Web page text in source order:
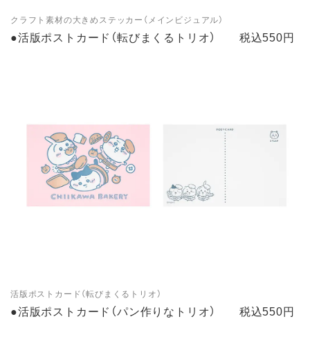
クラフト素材の大きめステッカー（メインビジュアル）
●活版ポストカード（転びまくるトリオ） 税込550円
活版ポストカード（転びまくるトリオ）
●活版ポストカード（パン作りなトリオ） 税込550円